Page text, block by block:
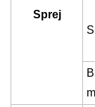
Sprej